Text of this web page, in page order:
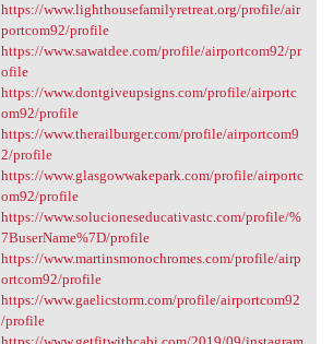
https://www.lighthousefamilyretreat.org/profile/air
portcom92/profile
https://www.sawatdee.com/profile/airportcom92/pr
ofile
https://www.dontgiveupsigns.com/profile/airportc
om92/profile
https://www.therailburger.com/profile/airportcom9
2/profile
https://www.glasgowwakepark.com/profile/airportc
om92/profile
https://www.solucioneseducativastc.com/profile/%
7BuserName%7D/profile
https://www.martinsmonochromes.com/profile/airp
ortcom92/profile
https://www.gaelicstorm.com/profile/airportcom92
/profile